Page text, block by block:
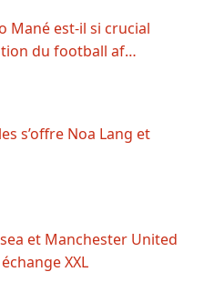
Mané est-il si crucial
du football af…
s’offre Noa Lang et
et Manchester United
XXL